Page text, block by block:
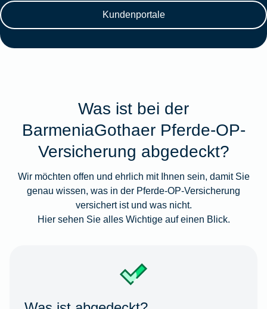
Kundenportale
Was ist bei der
BarmeniaGothaer Pferde-OP-
Versicherung abgedeckt?
Wir möchten offen und ehrlich mit Ihnen sein, damit Sie
genau wissen, was in der Pferde-OP-Versicherung
versichert ist und was nicht.
Hier sehen Sie alles Wichtige auf einen Blick.